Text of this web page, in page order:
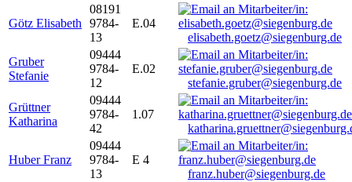
Götz Elisabeth
08191
9784-
13
E.04
elisabeth.goetz@siegenburg.de
Gruber
Stefanie
09444
9784-
12
E.02
stefanie.gruber@siegenburg.de
Grüttner
Katharina
09444
9784-
42
1.07
Huber Franz
09444
9784-
13
E 4
franz.huber@siegenburg.de